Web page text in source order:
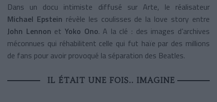
Dans un docu intimiste diffusé sur Arte, le réalisateur
Michael Epstein révèle les coulisses de la love story entre
John Lennon et Yoko Ono. A la clé : des images d’archives
méconnues qui réhabilitent celle qui fut haïe par des millions
de fans pour avoir provoqué la séparation des Beatles.
IL ÉTAIT UNE FOIS.. IMAGINE